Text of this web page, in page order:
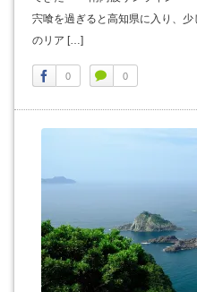
宍喰を過ぎると高知県に入り、
のリア […]
0 0